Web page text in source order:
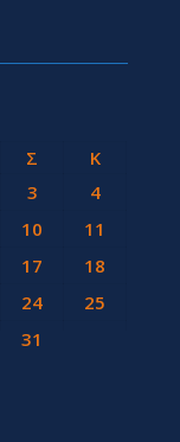
Σ
Κ
3
4
10
11
17
18
24
25
31